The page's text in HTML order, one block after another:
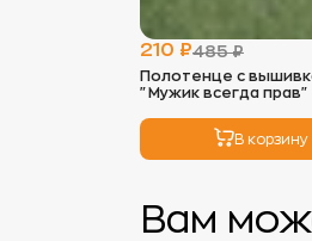
210 ₽485 ₽
Полотенце с
"Мужик всегда прав"
В корзину
Вам